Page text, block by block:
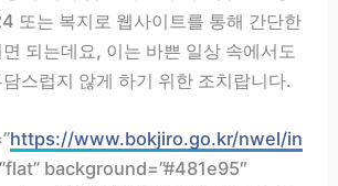
또는 복지로 웹사이트를 통해 간단한
되는데요, 이는 바쁜 일상 속에서도
스럽지 않게 하기 위한 조치랍니다.
https://www.bokjiro.go.kr/nwel/in
background=”#481e95″